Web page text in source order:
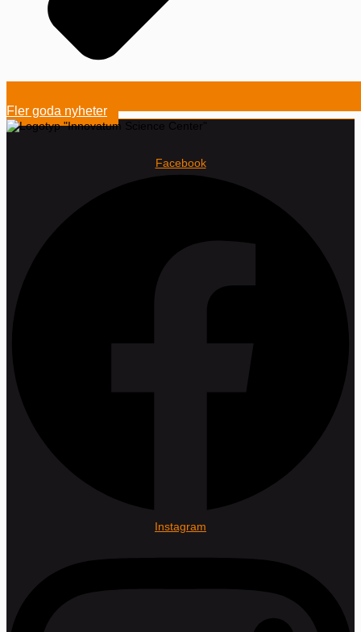
Fler goda nyheter
Facebook
Instagram